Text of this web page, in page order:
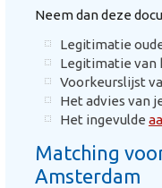
Neem dan deze
Legitimatie
Legitimatie van
Voorkeurslijst
Het advies van
Het ingevulde
Matching
Amsterdam